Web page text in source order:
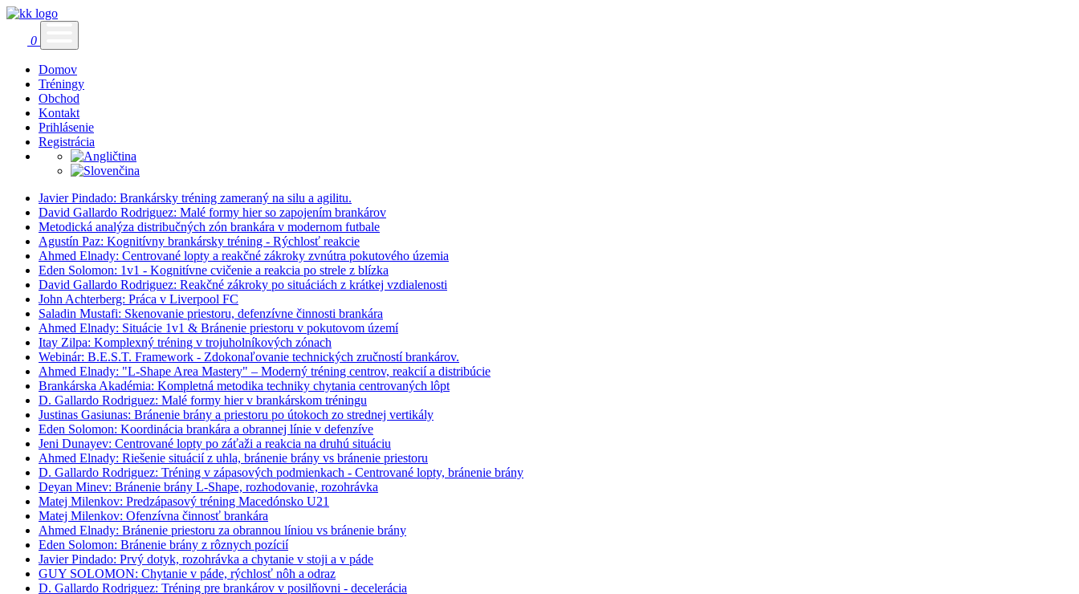
0
Domov
Tréningy
Obchod
Kontakt
Prihlásenie
Registrácia
Javier Pindado: Brankársky tréning zameraný na silu a agilitu.
David Gallardo Rodriguez: Malé formy hier so zapojením brankárov
Metodická analýza distribučných zón brankára v modernom futbale
Agustín Paz: Kognitívny brankársky tréning - Rýchlosť reakcie
Ahmed Elnady: Centrované lopty a reakčné zákroky zvnútra pokutového územia
Eden Solomon: 1v1 - Kognitívne cvičenie a reakcia po strele z blízka
David Gallardo Rodriguez: Reakčné zákroky po situáciách z krátkej vzdialenosti
John Achterberg: Práca v Liverpool FC
Saladin Mustafi: Skenovanie priestoru, defenzívne činnosti brankára
Ahmed Elnady: Situácie 1v1 & Bránenie priestoru v pokutovom území
Itay Zilpa: Komplexný tréning v trojuholníkových zónach
Webinár: B.E.S.T. Framework - Zdokonaľovanie technických zručností brankárov.
Ahmed Elnady: "L-Shape Area Mastery" – Moderný tréning centrov, reakcií a distribúcie
Brankárska Akadémia: Kompletná metodika techniky chytania centrovaných lôpt
D. Gallardo Rodriguez: Malé formy hier v brankárskom tréningu
Justinas Gasiunas: Bránenie brány a priestoru po útokoch zo strednej vertikály
Eden Solomon: Koordinácia brankára a obrannej línie v defenzíve
Jeni Dunayev: Centrované lopty po záťaži a reakcia na druhú situáciu
Ahmed Elnady: Riešenie situácií z uhla, bránenie brány vs bránenie priestoru
D. Gallardo Rodriguez: Tréning v zápasových podmienkach - Centrované lopty, bránenie brány
Deyan Minev: Bránenie brány L-Shape, rozhodovanie, rozohrávka
Matej Milenkov: Predzápasový tréning Macedónsko U21
Matej Milenkov: Ofenzívna činnosť brankára
Ahmed Elnady: Bránenie priestoru za obrannou líniou vs bránenie brány
Eden Solomon: Bránenie brány z rôznych pozícií
Javier Pindado: Prvý dotyk, rozohrávka a chytanie v stoji a v páde
GUY SOLOMON: Chytanie v páde, rýchlosť nôh a odraz
D. Gallardo Rodriguez: Tréning pre brankárov v posilňovni - decelerácia